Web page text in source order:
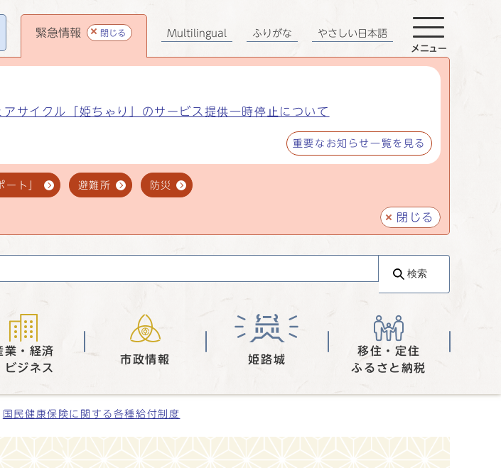
緊急情報 閉じる
アサイクル「姫ちゃり」のサービス提供一時停止について
重要なお知らせ一覧を見る
ト」 避難所 防災
閉じる
Multilingual ふりがな やさしい日本語
メニュー
検索
業・経済
ビジネス
市政情報 姫路城
移住・定住
ふるさと納税
国民健康保険に関する各種給付制度